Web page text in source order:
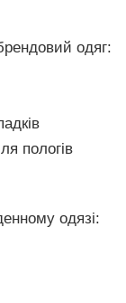
одяг:
пологів
одязі: